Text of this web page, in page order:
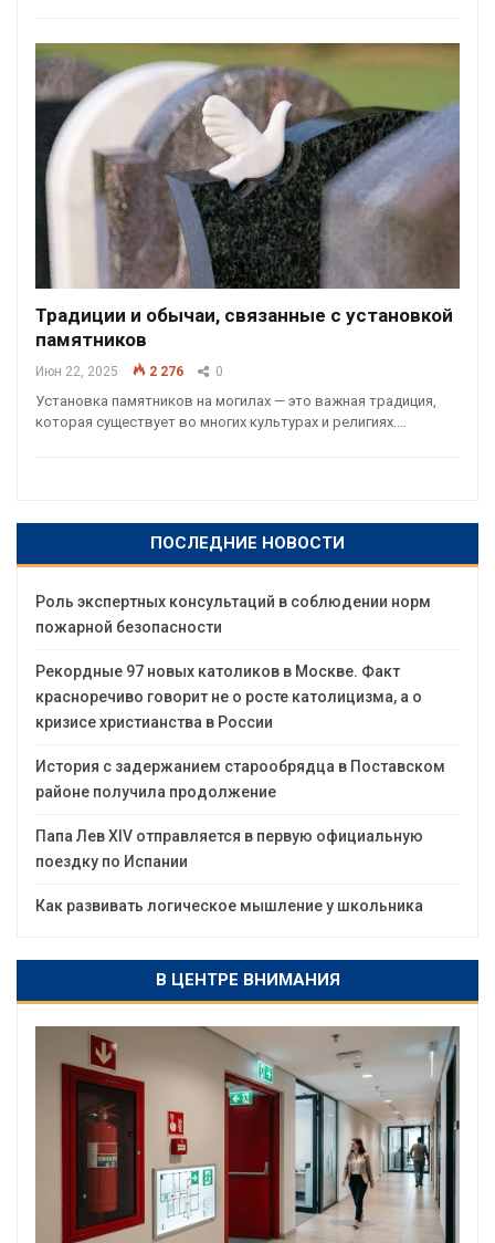
Традиции и обычаи, связанные с установкой
памятников
Июн 22, 2025 2 276 0
Установка памятников на могилах — это важная традиция,
которая существует во многих культурах и религиях.…
ПОСЛЕДНИЕ НОВОСТИ
Роль экспертных консультаций в соблюдении норм
пожарной безопасности
Рекордные 97 новых католиков в Москве. Факт
красноречиво говорит не о росте католицизма, а о
кризисе христианства в России
История с задержанием старообрядца в Поставском
районе получила продолжение
Папа Лев XIV отправляется в первую официальную
поездку по Испании
Как развивать логическое мышление у школьника
В ЦЕНТРЕ ВНИМАНИЯ